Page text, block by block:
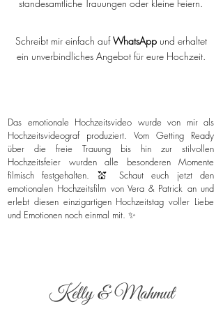
standesamtliche Trauungen oder kleine Feiern.
Schreibt mir einfach aufWhatsAppund erhaltet
ein unverbindliches Angebot für eure Hochzeit.
Das emotionale Hochzeitsvideo wurde von mir als
Hochzeitsvideograf produziert. Vom Getting Ready
über die freie Trauung bis hin zur stilvollen
Hochzeitsfeier wurden alle besonderen Momente
filmisch festgehalten. 💒 Schaut euch jetzt den
emotionalen Hochzeitsfilm von Vera & Patrick an und
erlebt diesen einzigartigen Hochzeitstag voller Liebe
und Emotionen noch einmal mit. ✨
Kelly & Mahmut